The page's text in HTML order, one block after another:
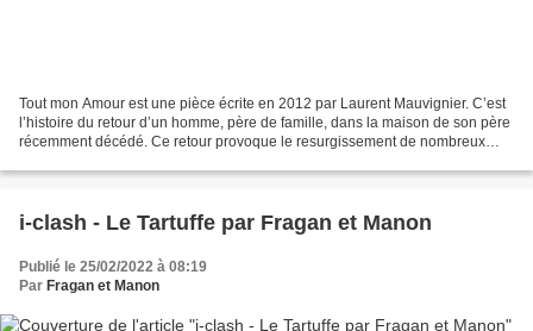
Tout mon Amour est une pièce écrite en 2012 par Laurent Mauvignier. C’est
l’histoire du retour d’un homme, père de famille, dans la maison de son père
récemment décédé. Ce retour provoque le resurgissement de nombreux
i-clash - Le Tartuffe par Fragan et Manon
Publié le 25/02/2022 à 08:19
Par Fragan et Manon